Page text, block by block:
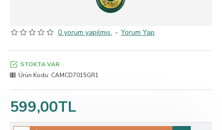
0 yorum yapılmış. - Yorum Yap
599,00TL
STOKTA VAR
Ürün Kodu: CAMCD7015GR1